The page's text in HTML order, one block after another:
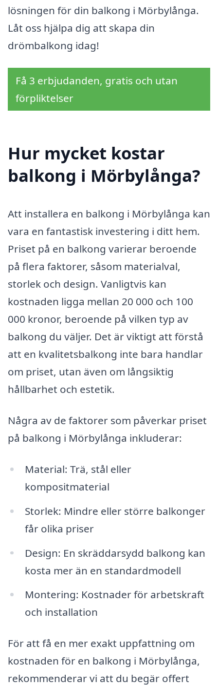
lösningen för din balkong i Mörbylånga.
Låt oss hjälpa dig att skapa din
drömbalkong idag!
Få 3 erbjudanden, gratis och utan
förpliktelser
Hur mycket kostar
balkong i Mörbylånga?
Att installera en balkong i Mörbylånga kan
vara en fantastisk investering i ditt hem.
Priset på en balkong varierar beroende
på flera faktorer, såsom materialval,
storlek och design. Vanligtvis kan
kostnaden ligga mellan 20 000 och 100
000 kronor, beroende på vilken typ av
balkong du väljer. Det är viktigt att förstå
att en kvalitetsbalkong inte bara handlar
om priset, utan även om långsiktig
hållbarhet och estetik.
Några av de faktorer som påverkar priset
på balkong i Mörbylånga inkluderar:
Material: Trä, stål eller
kompositmaterial
Storlek: Mindre eller större balkonger
får olika priser
Design: En skräddarsydd balkong kan
kosta mer än en standardmodell
Montering: Kostnader för arbetskraft
och installation
För att få en mer exakt uppfattning om
kostnaden för en balkong i Mörbylånga,
rekommenderar vi att du begär offert